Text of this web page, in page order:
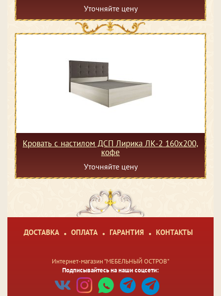
Уточняйте цену
Кровать с настилом ДСП Лирика ЛК-2 160х200,
кофе
Уточняйте цену
ДОСТАВКА ОПЛАТА ГАРАНТИЯ КОНТАКТЫ
Интернет-магазин "МЕБЕЛЬНЫЙ ОСТРОВ"
Подписывайтесь на наши соцсети: